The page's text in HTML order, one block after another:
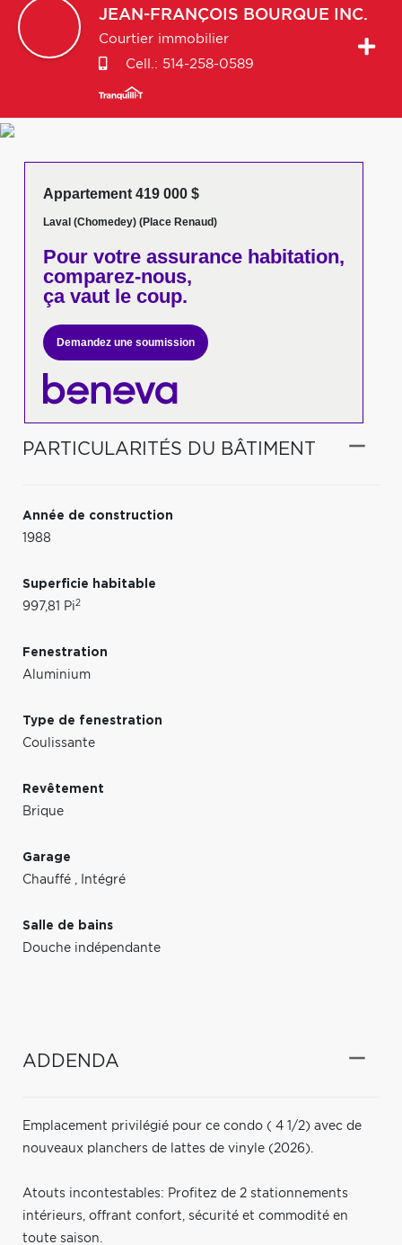
JEAN-FRANÇOIS BOURQUE INC.
Courtier immobilier
Cell.: 514-258-0589
Appartement 419 000 $
Laval (Chomedey) (Place Renaud)
Pour votreassurance habitation,
comparez-nous,
ça vaut le coup.
Demandez une soumission
PARTICULARITÉS DU BÂTIMENT
Année de construction
1988
Superficie habitable
997,81 Pi2
Fenestration
Aluminium
Type de fenestration
Coulissante
Revêtement
Brique
Garage
Chauffé , Intégré
Salle de bains
Douche indépendante
ADDENDA
Emplacement privilégié pour ce condo ( 4 1/2) avec de
nouveaux planchers de lattes de vinyle (2026).
Atouts incontestables: Profitez de 2 stationnements
intérieurs, offrant confort, sécurité et commodité en
toute saison.